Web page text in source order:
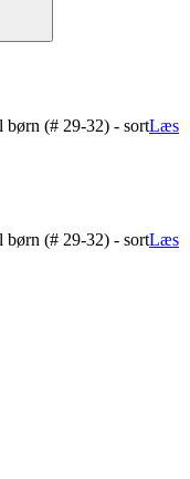
børn (# 29-32) - sortLæs
børn (# 29-32) - sortLæs